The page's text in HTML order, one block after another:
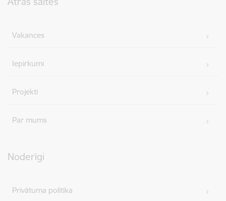
Vakances
Iepirkumi
Projekti
Par mums
Noderīgi
Privātuma politika